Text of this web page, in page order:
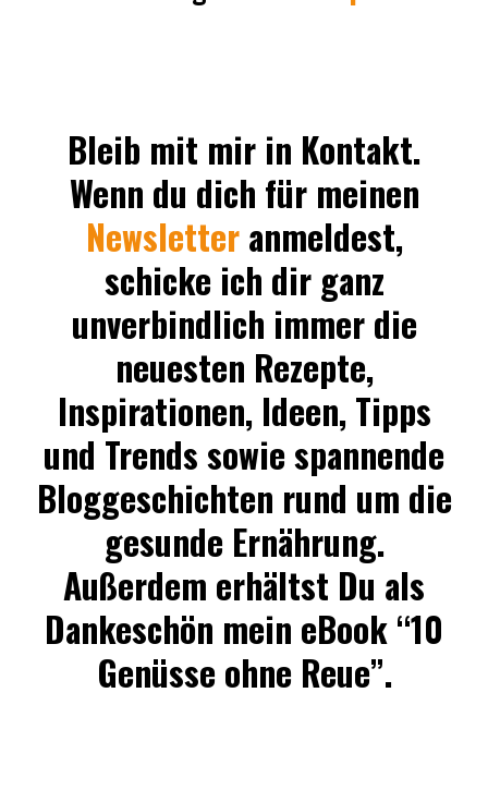
Bleib mit mir in Kontakt.
Wenn du dich für meinen
Newsletteranmeldest,
schicke ich dir ganz
unverbindlich immer die
neuesten Rezepte,
Inspirationen, Ideen, Tipps
und Trends sowie spannende
Bloggeschichten rund um die
gesunde Ernährung.
Außerdem erhältst Du als
Dankeschön mein eBook “10
Genüsse ohne Reue”.